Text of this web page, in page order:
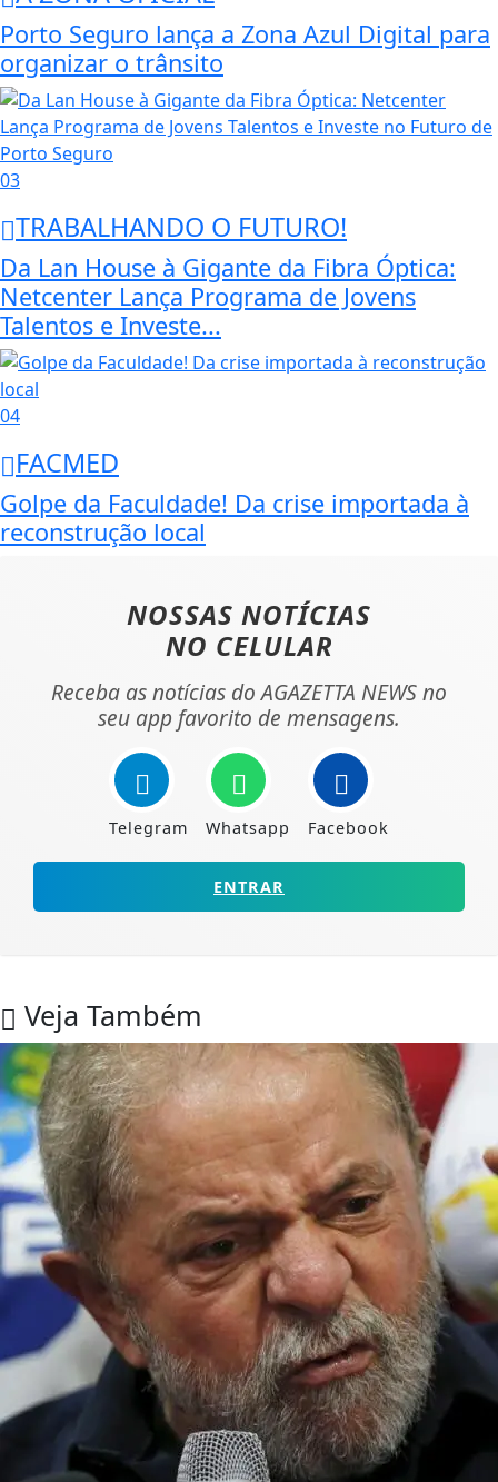
Porto Seguro lança a Zona Azul Digital para
organizar o trânsito
03
TRABALHANDO O FUTURO!
Da Lan House à Gigante da Fibra Óptica:
Netcenter Lança Programa de Jovens
Talentos e Investe...
04
FACMED
Golpe da Faculdade! Da crise importada à
reconstrução local
NOSSAS NOTÍCIAS
NO CELULAR
Receba as notícias do AGAZETTA NEWS no
seu app favorito de mensagens.
Telegram Whatsapp Facebook
ENTRAR
Veja Também